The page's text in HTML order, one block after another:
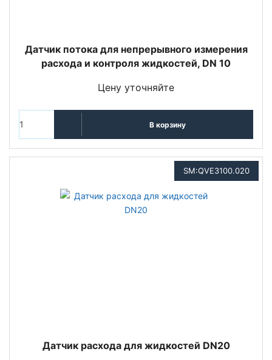
Датчик потока для непрерывного измерения
расхода и контроля жидкостей, DN 10
Цену уточняйте
В корзину
SM:QVE3100.020
Датчик расхода для жидкостей DN20